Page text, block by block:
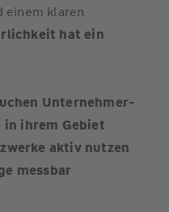
einem klaren
hat ein
Unternehmer-
ihrem Gebiet
aktiv nutzen
messbar